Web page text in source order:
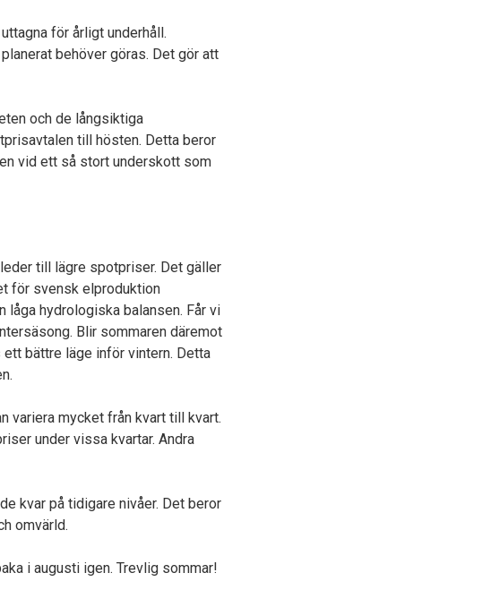
för årligt underhåll.
behöver göras. Det gör att
och de långsiktiga
till hösten. Detta beror
vid ett så stort underskott som
till lägre spotpriser. Det gäller
för svensk elproduktion
låga hydrologiska balansen. Får vi
Blir sommaren däremot
bättre läge inför vintern. Detta
variera mycket från kvart till kvart.
under vissa kvartar. Andra
kvar på tidigare nivåer. Det beror
omvärld.
i augusti igen. Trevlig sommar!